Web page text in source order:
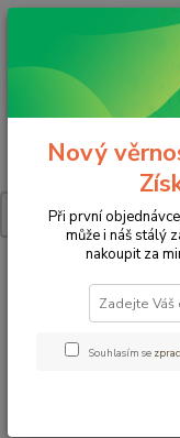
Menu
Letní čepice a kloboučky
Dráče
Nový
Při první
může i náš stálý
nakoupit za
Souhlasím se